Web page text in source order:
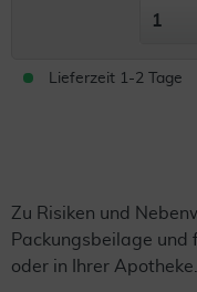
Lieferzeit 1-2 Tage
Zu Risiken und
Packungsbeilage und
oder in Ihrer Apotheke.